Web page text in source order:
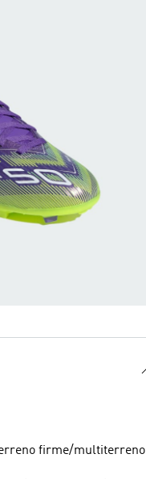
firme/multiterreno